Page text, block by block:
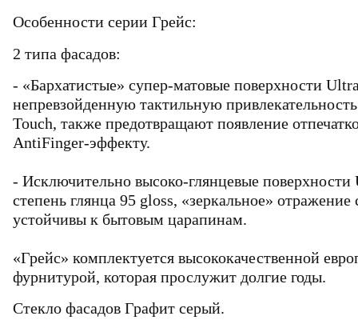
Особенности серии Грейс:
2 типа фасадов:
- «Бархатистые» супер-матовые поверхности
непревзойденную тактильную
Touch, также предотвращают появление
AntiFinger-эффекту.
- Исключительно высоко-глянцевые поверхности
степень глянца 95 gloss, «зеркальное»
устойчивы к бытовым царапинам.
«Грейс» комплектуется высококачественной
фурнитурой, которая прослужит долгие годы.
Стекло фасадов Графит серый.